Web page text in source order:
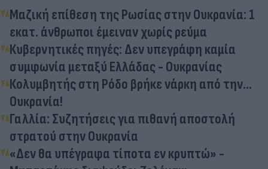
Μαζική επίθεση της Ρωσίας στην Ουκρανία: 1
εκατ. άνθρωποι έμειναν χωρίς ρεύμα
Κυβερνητικές πηγές: Δεν υπεγράφη καμία
συμφωνία μεταξύ Ελλάδας - Ουκρανίας
Κολυμβητής στη Ρόδο βρήκε νάρκη από την…
Ουκρανία!
Γαλλία: Συζητήσεις για πιθανή αποστολή
στρατού στην Ουκρανία
«Δεν θα υπέγραφα τίποτα εν κρυπτώ» -